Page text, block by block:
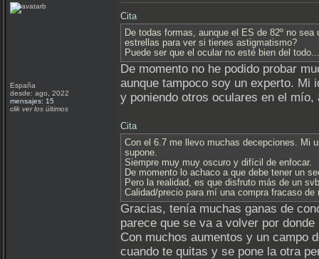
España
desde: ago, 2022
mensajes: 15
clik ver los últimos
Cita
De todas formas, aunque el ES de 82º no
estrellas para ver si tienes astigmatismo?
Puede ser que el ocular no esté bien del
De momento no he podido probar
aunque tampoco soy un experto. Mi
y poniendo otros oculares en el mío,
Cita
Con el 6.7 me llevo muchas decepciones. Mi
supone.
Siempre muy muy oscuro y difícil de enfocar.
De momento lo achaco a que debe tener un
Pero la realidad, es que disfruto más de un
Calidad/precio para mí una compra fracaso de
Gracias, tenía muchas ganas de
parece que se va a volver por
Con muchos aumentos y un campo
cuando te quitas y se pone la otra